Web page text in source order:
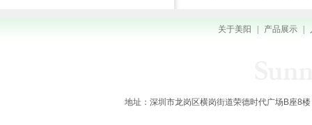
关于美阳 产品展示
地址：深圳市龙岗区横岗街道荣德时代广场B座8